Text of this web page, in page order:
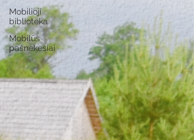
Mobilioji
biblioteka
Mobilūs
pašnekesiai